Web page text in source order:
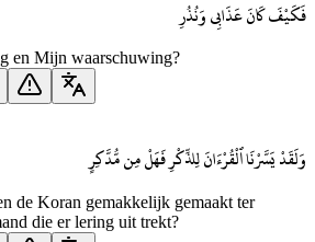
فَكَيْفَ كَانَ عَذَابِى وَنُذُرِ
en Mijn waarschuwing?
وَلَقَدْ يَسَّرْنَا ٱلْقُرْءَانَ لِلذِّكْرِ فَهَلْ مِن مُّدَّكِرٍ
de Koran gemakkelijk gemaakt ter
die er lering uit trekt?